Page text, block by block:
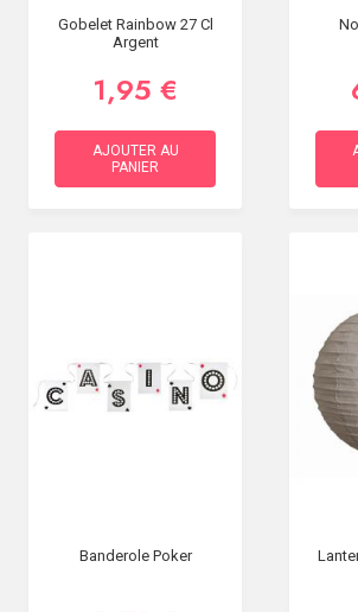
Gobelet Rainbow 27 Cl
Argent
1,95 €
AJOUTER AU
PANIER
Banderole Poker